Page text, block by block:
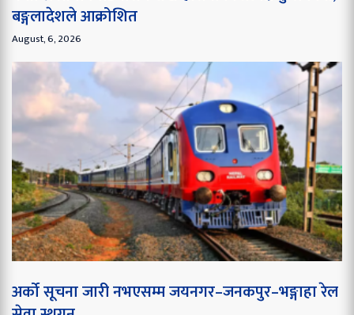
बङ्गलादेशले आक्रोशित
August, 6, 2026
अर्को सूचना जारी नभएसम्म जयनगर–जनकपुर–भङ्गाहा रेल